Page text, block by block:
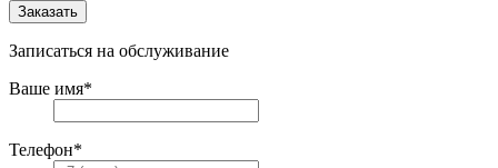
Заказать
Записаться на обслуживание
Ваше имя*
Телефон*